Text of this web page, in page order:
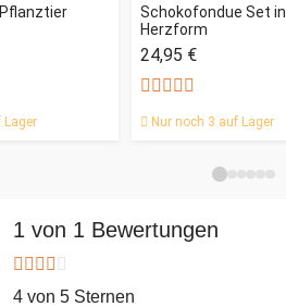
Schokofondue Set in
Herzform
24,95 €
Nur noch 3 auf Lager
1 von 1 Bewertungen
4 von 5 Sternen